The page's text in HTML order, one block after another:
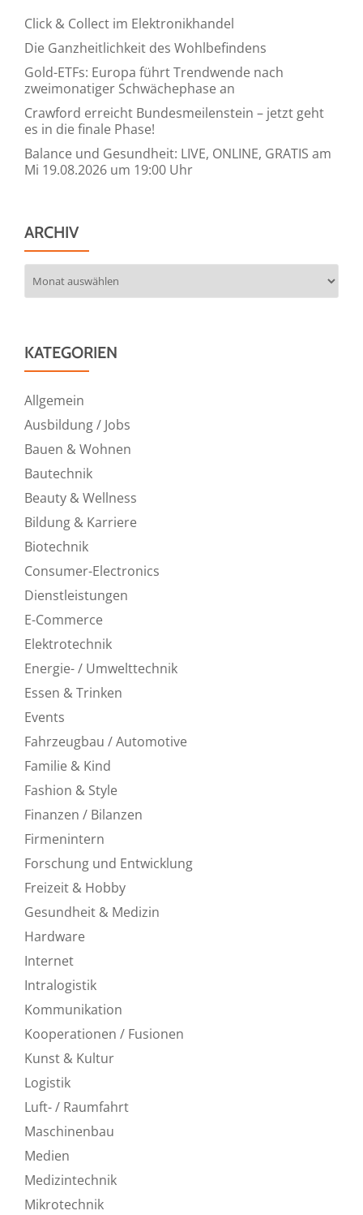
an
die
Politik:
Wir
sind
für
Click & Collect im Elektronikhandel
Die Ganzheitlichkeit des Wohlbefindens
Gold-ETFs: Europa führt Trendwende nach
zweimonatiger Schwächephase an
Crawford erreicht Bundesmeilenstein – jetzt geht
es in die finale Phase!
Balance und Gesundheit: LIVE, ONLINE, GRATIS am
Mi 19.08.2026 um 19:00 Uhr
ARCHIV
KATEGORIEN
Allgemein
Ausbildung / Jobs
Bauen & Wohnen
Bautechnik
Beauty & Wellness
Bildung & Karriere
Biotechnik
Consumer-Electronics
Dienstleistungen
E-Commerce
Elektrotechnik
Energie- / Umwelttechnik
Essen & Trinken
Events
Fahrzeugbau / Automotive
Familie & Kind
Fashion & Style
Finanzen / Bilanzen
Firmenintern
Forschung und Entwicklung
Freizeit & Hobby
Gesundheit & Medizin
Hardware
Internet
Intralogistik
Kommunikation
Kooperationen / Fusionen
Kunst & Kultur
Logistik
Luft- / Raumfahrt
Maschinenbau
Medien
Medizintechnik
Mikrotechnik